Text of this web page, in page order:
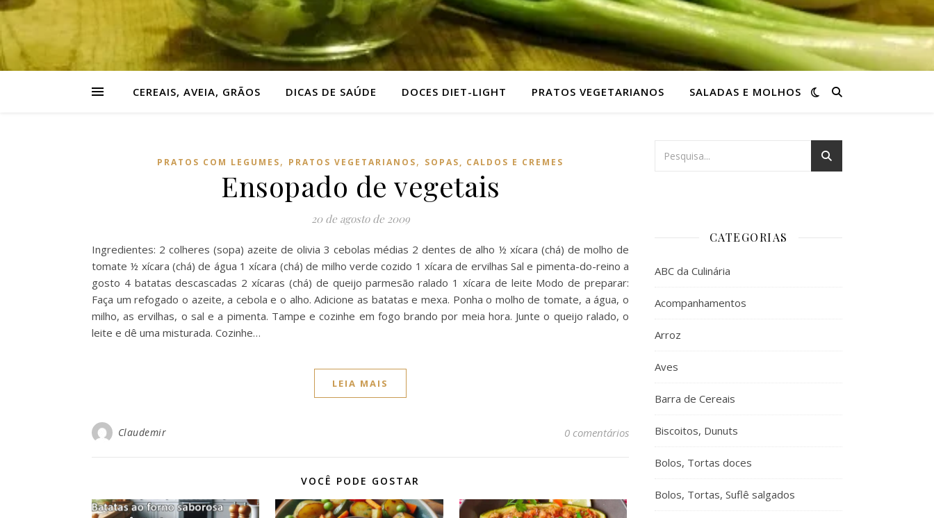
CEREAIS, AVEIA, GRÃOS DICAS DE SAÚDE DOCES DIET-LIGHT PRATOS VEGETARIANOS SALADAS E MOLHOS
PRATOS COM LEGUMES, PRATOS VEGETARIANOS, SOPAS, CALDOS E CREMES
Ensopado de vegetais
20 de agosto de 2009
Ingredientes: 2 colheres (sopa) azeite de olivia 3 cebolas médias 2 dentes de alho ½ xícara (chá) de molho de
tomate ½ xícara (chá) de água 1 xícara (chá) de milho verde cozido 1 xícara de ervilhas Sal e pimenta-do-reino a
gosto 4 batatas descascadas 2 xícaras (chá) de queijo parmesão ralado 1 xícara de leite Modo de preparar:
Faça um refogado o azeite, a cebola e o alho. Adicione as batatas e mexa. Ponha o molho de tomate, a água, o
milho, as ervilhas, o sal e a pimenta. Tampe e cozinhe em fogo brando por meia hora. Junte o queijo ralado, o
leite e dê uma misturada. Cozinhe…
LEIA MAIS
Claudemir 0 comentários
VOCÊ PODE GOSTAR
CATEGORIAS
ABC da Culinária
Acompanhamentos
Arroz
Aves
Barra de Cereais
Biscoitos, Dunuts
Bolos, Tortas doces
Bolos, Tortas, Suflê salgados